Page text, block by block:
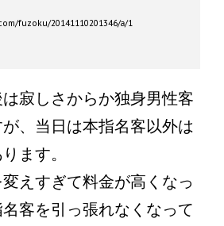
fuzoku/20141110201346/a/1
寂しさからか独身男性客
、当日は本指名客以外は
ます。
えすぎて料金が高くなっ
客を引っ張れなくなって